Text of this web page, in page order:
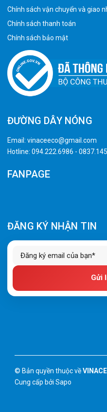
Chính sách vận chuyển và giao
Chính sách thanh toán
Chính sách bảo mật
ĐƯỜNG DÂY NÓNG
Email: vinaceeco@gmail.com
Hotline: 094.222.6986 -
FANPAGE
ĐĂNG KÝ NHẬN TIN
Gửi
© Bản quyền thuộc về
Cung cấp bởi Sapo